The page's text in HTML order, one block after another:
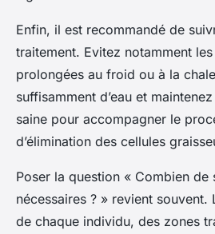
Enfin, il est recommandé de
traitement. Evitez notamment
prolongées au froid ou à la
suffisamment d’eau et
saine pour accompagner le
d’élimination des cellules
Poser la question « Combien de
nécessaires ? » revient souvent.
de chaque individu, des zones